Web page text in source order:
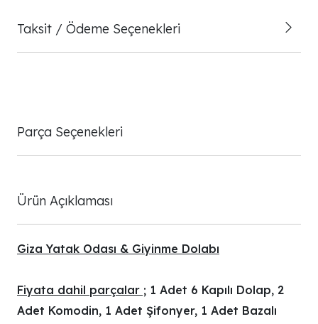
Taksit / Ödeme Seçenekleri
Parça Seçenekleri
Ürün Açıklaması
Giza Yatak Odası & Giyinme Dolabı
Fiyata dahil parçalar ; 1 Adet 6 Kapılı Dolap, 2
Adet Komodin, 1 Adet Şifonyer, 1 Adet Bazalı